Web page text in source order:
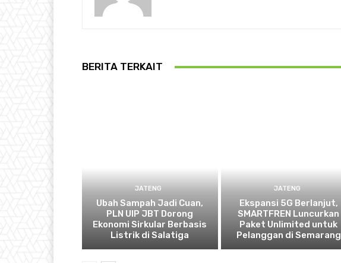
BERITA TERKAIT
JATENG
Ubah Sampah Jadi Cuan,
PLN UIP JBT Dorong
Ekonomi Sirkular Berbasis
Listrik di Salatiga
JATENG
Ekspansi 5G Berlanjut,
SMARTFREN Luncurkan
Paket Unlimited untuk
Pelanggan di Semarang